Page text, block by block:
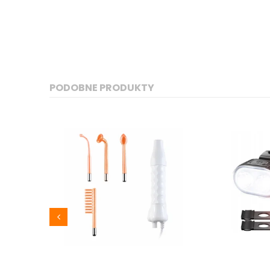
PODOBNE PRODUKTY